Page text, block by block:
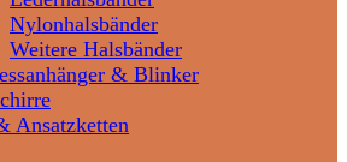
Nylonhalsbänder
Weitere Halsbänder
& Blinker
Ansatzketten